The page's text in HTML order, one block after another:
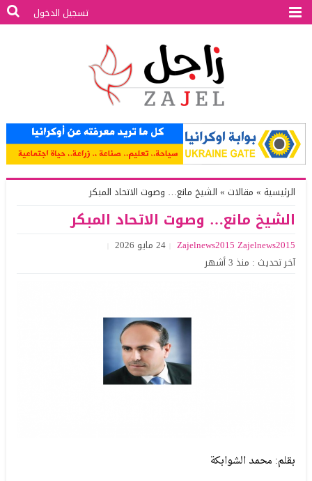
تسجيل الدخول
الرئيسية » مقالات »الشيخ مانع… وصوت الاتحاد المبكر
الشيخ مانع… وصوت الاتحاد المبكر
Zajelnews2015 Zajelnews2015
24 مايو 2026
آخر تحديث : منذ 3 أشهر
بقلم: محمد الشوابكة